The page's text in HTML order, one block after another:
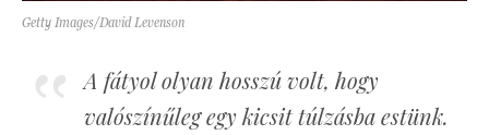
Getty Images/David Levenson
A fátyol olyan hosszú volt, hogy
valószínűleg egy kicsit túlzásba estünk.